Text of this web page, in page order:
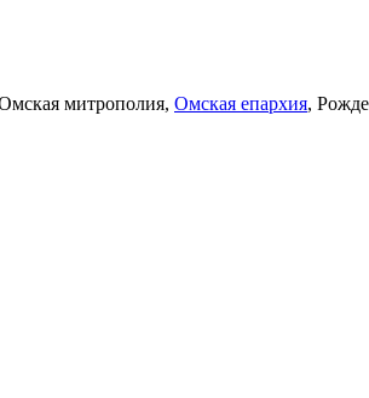
митрополия, Омская епархия,